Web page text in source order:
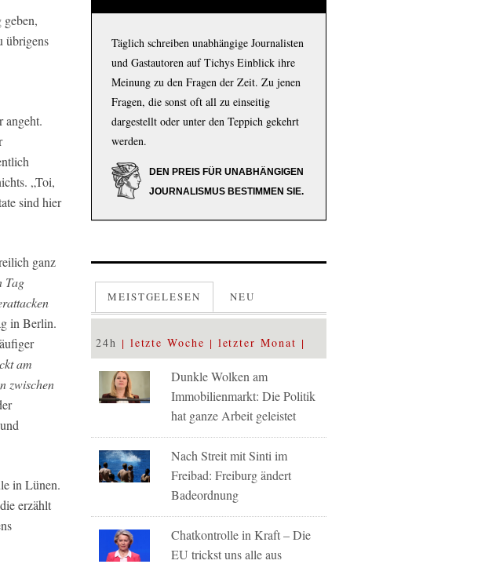
übrigens
angeht.
„Toi,
sind hier
ganz
Tag
in Berlin.
am
zwischen
in Lünen.
erzählt
Täglich schreiben unabhängige Journalisten
und Gastautoren auf Tichys Einblick ihre
Meinung zu den Fragen der Zeit. Zu jenen
Fragen, die sonst oft all zu einseitig
dargestellt oder unter den Teppich gekehrt
werden.
DEN PREIS FÜR UNABHÄNGIGEN
JOURNALISMUS BESTIMMEN SIE.
MEISTGELESEN NEU
24h letzte Woche letzter Monat
Dunkle Wolken am
Immobilienmarkt: Die Politik
hat ganze Arbeit geleistet
Nach Streit mit Sinti im
Freibad: Freiburg ändert
Badeordnung
Chatkontrolle in Kraft – Die
EU trickst uns alle aus